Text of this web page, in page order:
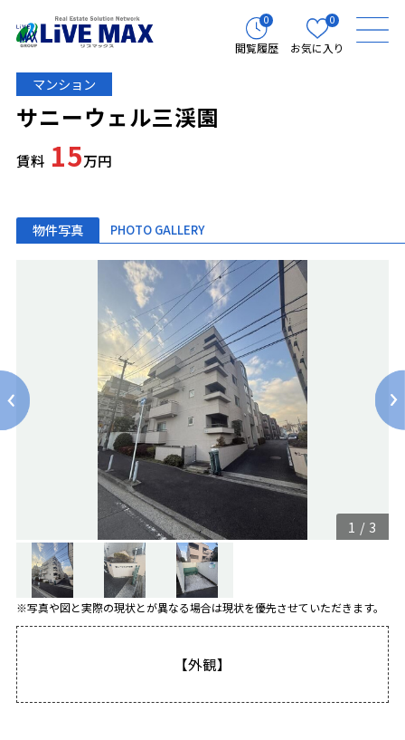
0
閲覧履歴
0
お気に入り
マンション
サニーウェル三渓園
賃料 15万円
物件写真 PHOTO GALLERY
1 / 3
※写真や図と実際の現状とが異なる場合は現状を優先させていただきます。
【外観】